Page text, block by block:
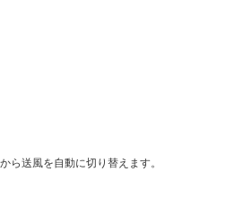
ら送風を自動に切り替えます。